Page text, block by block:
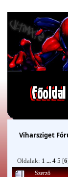
Viharsziget
Oldalak: 1 ... 4 5 [6
Szerző